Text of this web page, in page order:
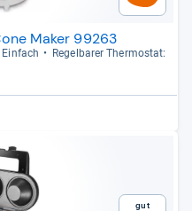
Maker 99263
Regel­ba­rer Ther­mo­stat:
Gut